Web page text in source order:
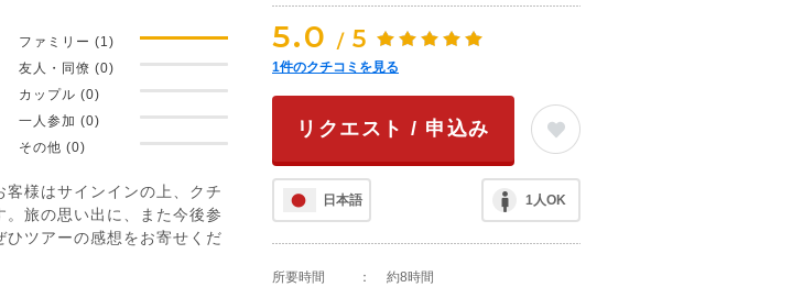
ファミリー (1)
友人・同僚 (0)
カップル (0)
一人参加 (0)
その他 (0)
客様はサインインの上、クチ
。旅の思い出に、また今後参
ひツアーの感想をお寄せくだ
5.0 / 5
1件のクチコミを見る
リクエスト / 申込み
日本語 1人OK
所要時間 ：
約8時間